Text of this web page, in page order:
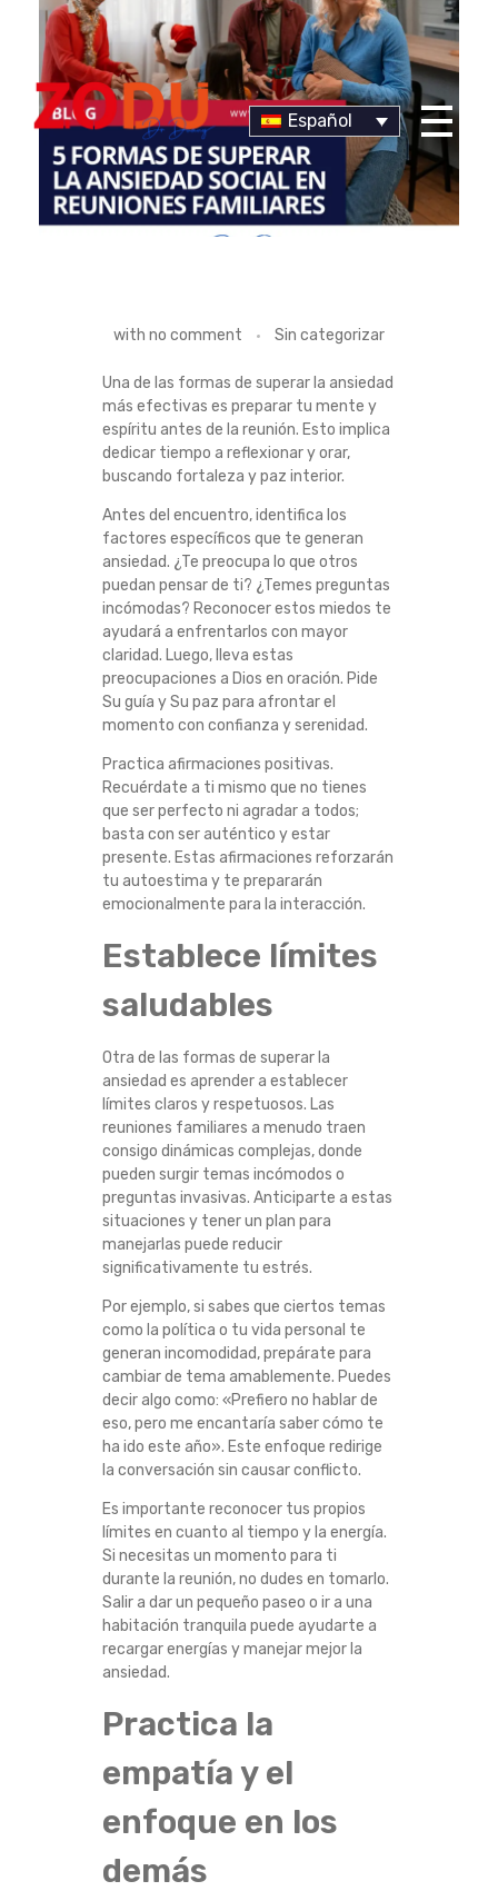
Dr Duany
Español
with no comment Sin categorizar
Una de las formas de superar la ansiedad
más efectivas es preparar tu mente y
espíritu antes de la reunión. Esto implica
dedicar tiempo a reflexionar y orar,
buscando fortaleza y paz interior.
Antes del encuentro, identifica los
factores específicos que te generan
ansiedad. ¿Te preocupa lo que otros
puedan pensar de ti? ¿Temes preguntas
incómodas? Reconocer estos miedos te
ayudará a enfrentarlos con mayor
claridad. Luego, lleva estas
preocupaciones a Dios en oración. Pide
Su guía y Su paz para afrontar el
momento con confianza y serenidad.
Practica afirmaciones positivas.
Recuérdate a ti mismo que no tienes
que ser perfecto ni agradar a todos;
basta con ser auténtico y estar
presente. Estas afirmaciones reforzarán
tu autoestima y te prepararán
emocionalmente para la interacción.
Establece límites
saludables
Otra de las formas de superar la
ansiedad es aprender a establecer
límites claros y respetuosos. Las
reuniones familiares a menudo traen
consigo dinámicas complejas, donde
pueden surgir temas incómodos o
preguntas invasivas. Anticiparte a estas
situaciones y tener un plan para
manejarlas puede reducir
significativamente tu estrés.
Por ejemplo, si sabes que ciertos temas
como la política o tu vida personal te
generan incomodidad, prepárate para
cambiar de tema amablemente. Puedes
decir algo como: «Prefiero no hablar de
eso, pero me encantaría saber cómo te
ha ido este año». Este enfoque redirige
la conversación sin causar conflicto.
Es importante reconocer tus propios
límites en cuanto al tiempo y la energía.
Si necesitas un momento para ti
durante la reunión, no dudes en tomarlo.
Salir a dar un pequeño paseo o ir a una
habitación tranquila puede ayudarte a
recargar energías y manejar mejor la
ansiedad.
Practica la
empatía y el
enfoque en los
demás